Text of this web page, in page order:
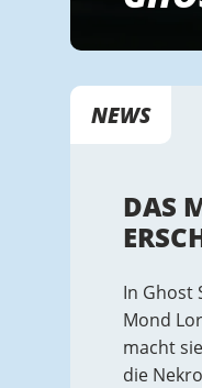
NEWS
DAS
In Ghost
Mond
macht
die